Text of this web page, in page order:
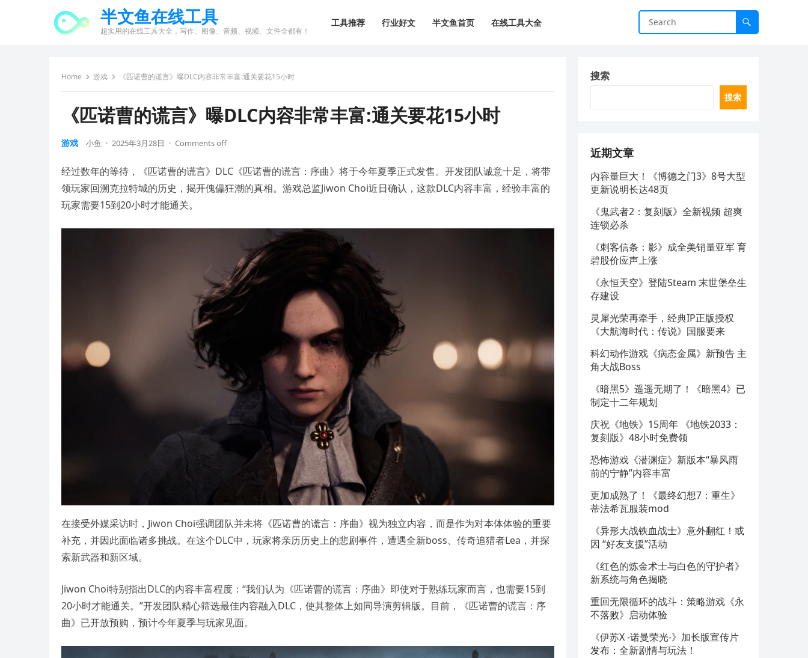
半文鱼在线工具
超实用的在线工具大全，写作、图像、音频、视频、文件全都有！
工具推荐 行业好文 半文鱼首页 在线工具大全
Home 游戏 《匹诺曹的谎言》曝DLC内容非常丰富:通关要花15小时
《匹诺曹的谎言》曝DLC内容非常丰富:通关要花15小时
游戏 小鱼 · 2025年3月28日 · Comments off
经过数年的等待，《匹诺曹的谎言》DLC《匹诺曹的谎言：序曲》将于今年夏季正式发售。开发团队诚意十足，将带
领玩家回溯克拉特城的历史，揭开傀儡狂潮的真相。游戏总监Jiwon Choi近日确认，这款DLC内容丰富，经验丰富的
玩家需要15到20小时才能通关。
在接受外媒采访时，Jiwon Choi强调团队并未将《匹诺曹的谎言：序曲》视为独立内容，而是作为对本体体验的重要
补充，并因此面临诸多挑战。在这个DLC中，玩家将亲历历史上的悲剧事件，遭遇全新boss、传奇追猎者Lea，并探
索新武器和新区域。
Jiwon Choi特别指出DLC的内容丰富程度：“我们认为《匹诺曹的谎言：序曲》即使对于熟练玩家而言，也需要15到
20小时才能通关。”开发团队精心筛选最佳内容融入DLC，使其整体上如同导演剪辑版。目前，《匹诺曹的谎言：序
曲》已开放预购，预计今年夏季与玩家见面。
搜索
搜索
近期文章
内容量巨大！《博德之门3》8号大型
更新说明长达48页
《鬼武者2：复刻版》全新视频 超爽
连锁必杀
《刺客信条：影》成全美销量亚军 育
碧股价应声上涨
《永恒天空》登陆Steam 末世堡垒生
存建设
灵犀光荣再牵手，经典IP正版授权
《大航海时代：传说》国服要来
科幻动作游戏《病态金属》新预告 主
角大战Boss
《暗黑5》遥遥无期了！《暗黑4》已
制定十二年规划
庆祝《地铁》15周年 《地铁2033：
复刻版》48小时免费领
恐怖游戏《潜渊症》新版本“暴风雨
前的宁静”内容丰富
更加成熟了！《最终幻想7：重生》
蒂法希瓦服装mod
《异形大战铁血战士》意外翻红！或
因 “好友支援”活动
《红色的炼金术士与白色的守护者》
新系统与角色揭晓
重回无限循环的战斗：策略游戏《永
不落败》启动体验
《伊苏X -诺曼荣光-》加长版宣传片
发布：全新剧情与玩法！